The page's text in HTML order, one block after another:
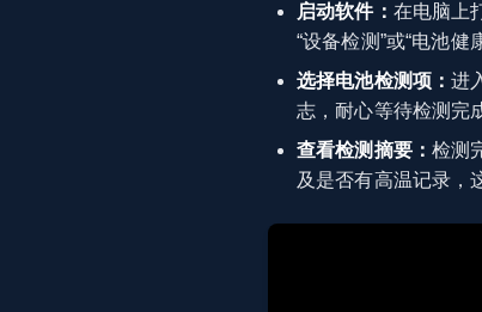
启动软件： 在电脑上
“设备检测”或“电池
选择电池检测项：进
志，耐心等待检测完
查看检测摘要：检测
及是否有高温记录，